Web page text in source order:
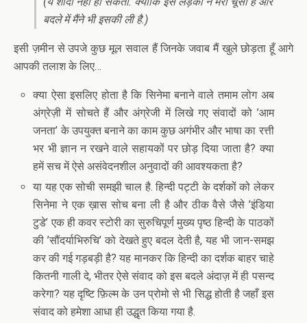
बदले में मैंने भी इसकी ली है.)
इसी ज़मीन से उपजे कुछ मूल सवाल हैं जिनके जवाब मैं खुले छोड़ता हूँ आगे
आपकी तलाश के लिए…
क्या ऐसा इसलिए होता है कि सिनेमा बनाने वाले तमाम लोग अब
अंग्रेज़ी में सोचते हैं और अंग्रेजी में लिखे गए संवादों को ’आम
जनता’ के उपयुक्त बनाने का काम कुछ अगंभीर और भाषा का रत्ती
भर भी ज्ञान न रखने वाले सहायकों पर छोड़ दिया जाता है? क्या
हमें सच में ऐसे असंवेदनशील अनुवादों की आवश्यकता है?
या यह एक सोची समझी चाल है. हिन्दी पट्टी के दर्शकों को लेकर
सिनेमा ने एक ख़ास सोच बना ली है और ठीक वैसे जैसे ’इंडिया
टुडे’ एक ही कवर स्टोरी का सुरुचिपूर्ण मुख्य पृष्ठ हिन्दी के पाठकों
की ’सौंदर्याभिरुचि’ को देखते हुए बदल देती है, यह भी जान-समझ
कर की गई गड़बड़ी है? यह मानकर कि हिन्दी का दर्शक बाहर चाहे
कितनी गाली दे, भीतर ऐसे संवाद को इस बदले अंदाज़ में ही पसन्द
करेगा? यह दृष्टि फ़िल्म के उन प्रोमो से भी सिद्ध होती है जहाँ इस
संवाद को हमेशा आधा ही उद्धृत किया गया है.